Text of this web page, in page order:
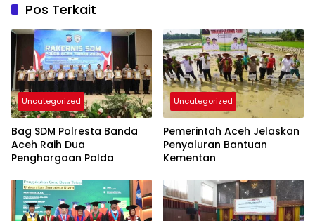
Pos Terkait
Uncategorized
Bag SDM Polresta Banda
Aceh Raih Dua
Penghargaan Polda
Uncategorized
Pemerintah Aceh Jelaskan
Penyaluran Bantuan
Kementan